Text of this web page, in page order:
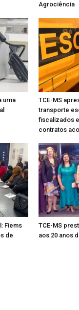
Agrociência
urna
TCE-MS
transporte
fiscalizados
contratos
Fiems
de
TCE-MS
aos 20 anos